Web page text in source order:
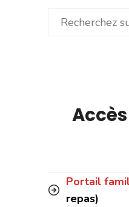
Rechercher
Portail
repas)